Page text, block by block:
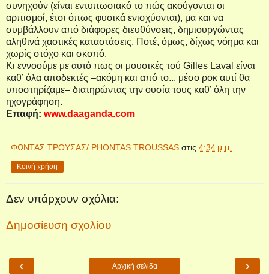
συνηχούν (είναι εντυπωσιακό το πώς ακούγονται οι
αρπισμοί, έτσι όπως φυσικά ενισχύονται), μα και να
συμβάλλουν από διάφορες διευθύνσεις, δημιουργώντας
αληθινά χαοτικές καταστάσεις. Ποτέ, όμως, δίχως νόημα και
χωρίς στόχο και σκοπό.
Κι εννοούμε με αυτό πως οι μουσικές τού Gilles Laval είναι
καθ’ όλα αποδεκτές –ακόμη και από το... μέσο ροκ αυτί θα
υποστηρίζαμε– διατηρώντας την ουσία τους καθ’ όλη την
ηχογράφηση.
Επαφή: www.daaganda.com
ΦΩΝΤΑΣ ΤΡΟΥΣΑΣ/ PHONTAS TROUSSAS στις 4:34 μ.μ.
Κοινή χρήση
Δεν υπάρχουν σχόλια:
Δημοσίευση σχολίου
‹ ›
Αρχική σελίδα